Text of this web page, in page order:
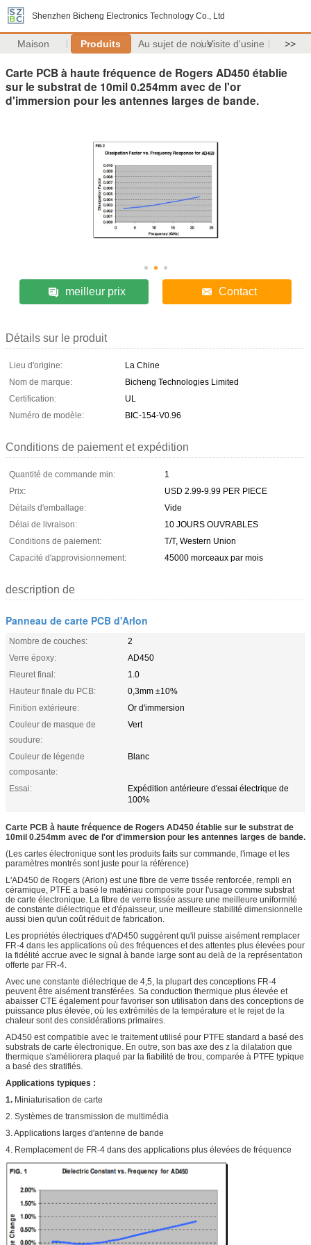
Shenzhen Bicheng Electronics Technology Co., Ltd
Maison Produits Au sujet de nousVisite d'usine >>
Carte PCB à haute fréquence de Rogers AD450 établie
sur le substrat de 10mil 0.254mm avec de l'or
d'immersion pour les antennes larges de bande.
meilleur prix Contact
Détails sur le produit
Lieu d'origine:
La Chine
Nom de marque:
Bicheng Technologies Limited
Certification:
UL
Numéro de modèle:
BIC-154-V0.96
Conditions de paiement et expédition
Quantité de commande min:
1
Prix:
USD 2.99-9.99 PER PIECE
Détails d'emballage:
Vide
Délai de livraison:
10 JOURS OUVRABLES
Conditions de paiement:
T/T, Western Union
Capacité d'approvisionnement:
45000 morceaux par mois
description de
Panneau de carte PCB d'Arlon
Nombre de couches:
2
Verre époxy:
AD450
Fleuret final:
1.0
Hauteur finale du PCB:
0,3mm ±10%
Finition extérieure:
Or d'immersion
Couleur de masque de
soudure:
Vert
Couleur de légende
composante:
Blanc
Essai:
Expédition antérieure d'essai électrique de
100%
Carte PCB à haute fréquence de Rogers AD450 établie sur le substrat de
10mil 0.254mm avec de l'or d'immersion pour les antennes larges de bande.
(Les cartes électronique sont les produits faits sur commande, l'image et les
paramètres montrés sont juste pour la référence)
L'AD450 de Rogers (Arlon) est une fibre de verre tissée renforcée, rempli en
céramique, PTFE a basé le matériau composite pour l'usage comme substrat
de carte électronique. La fibre de verre tissée assure une meilleure uniformité
de constante diélectrique et d'épaisseur, une meilleure stabilité dimensionnelle
aussi bien qu'un coût réduit de fabrication.
Les propriétés électriques d'AD450 suggèrent qu'il puisse aisément remplacer
FR-4 dans les applications où des fréquences et des attentes plus élevées pour
la fidélité accrue avec le signal à bande large sont au delà de la représentation
offerte par FR-4.
Avec une constante diélectrique de 4,5, la plupart des conceptions FR-4
peuvent être aisément transférées. Sa conduction thermique plus élevée et
abaisser CTE également pour favoriser son utilisation dans des conceptions de
puissance plus élevée, où les extrémités de la température et le rejet de la
chaleur sont des considérations primaires.
AD450 est compatible avec le traitement utilisé pour PTFE standard a basé des
substrats de carte électronique. En outre, son bas axe des z la dilatation que
thermique s'améliorera plaqué par la fiabilité de trou, comparée à PTFE typique
a basé des stratifiés.
Applications typiques :
1. Miniaturisation de carte
2. Systèmes de transmission de multimédia
3. Applications larges d'antenne de bande
4. Remplacement de FR-4 dans des applications plus élevées de fréquence